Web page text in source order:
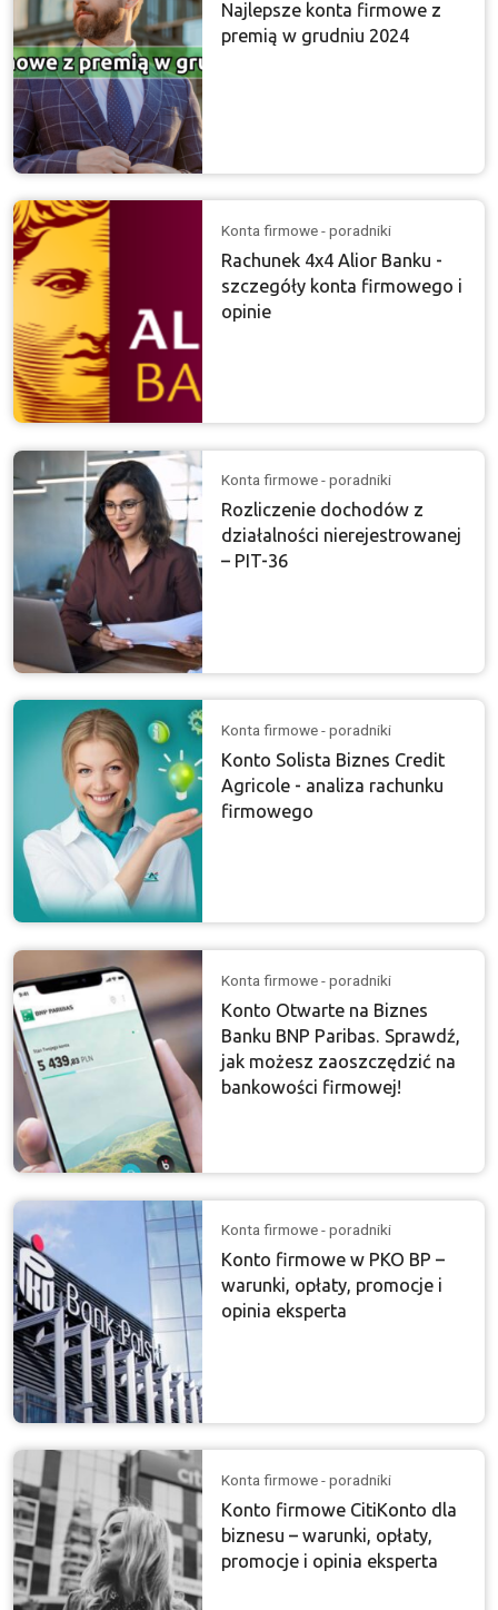
Najlepsze konta firmowe z
premią w grudniu 2024
Konta firmowe - poradniki
Rachunek 4x4 Alior Banku -
szczegóły konta firmowego i
opinie
Konta firmowe - poradniki
Rozliczenie dochodów z
działalności nierejestrowanej
– PIT-36
Konta firmowe - poradniki
Konto Solista Biznes Credit
Agricole - analiza rachunku
firmowego
Konta firmowe - poradniki
Konto Otwarte na Biznes
Banku BNP Paribas. Sprawdź,
jak możesz zaoszczędzić na
bankowości firmowej!
Konta firmowe - poradniki
Konto firmowe w PKO BP –
warunki, opłaty, promocje i
opinia eksperta
Konta firmowe - poradniki
Konto firmowe CitiKonto dla
biznesu – warunki, opłaty,
promocje i opinia eksperta